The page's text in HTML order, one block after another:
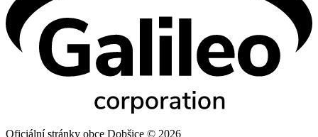
Oficiální stránky obce Dobšice © 2026